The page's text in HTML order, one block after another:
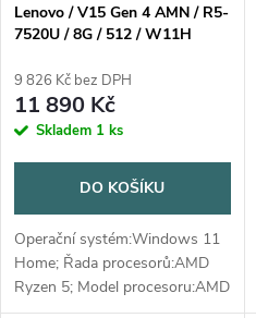
Lenovo / V15 Gen 4 AMN / R5-
7520U / 8G / 512 / W11H
9 826 Kč bez DPH
11 890 Kč
Skladem 1 ks
DO KOŠÍKU
Operační systém:Windows 11
Home; Řada procesorů:AMD
Ryzen 5; Model procesoru:AMD
Ryzen 5 7520U; Výkon CPU dle